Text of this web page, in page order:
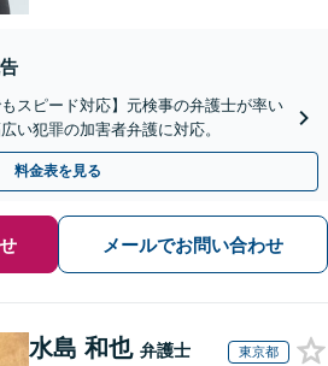
スピード対応】元検事の弁護士が率い
い犯罪の加害者弁護に対応。
料金表を見る
メールでお問い合わせ
水島 和也 弁護士 東京都